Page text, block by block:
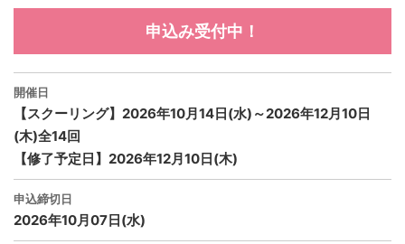
申込み受付中！
開催日
【スクーリング】2026年10月14日(水)～2026年12月10日
(木)全14回
【修了予定日】2026年12月10日(木)
申込締切日
2026年10月07日(水)